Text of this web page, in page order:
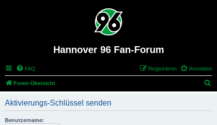
Hannover 96 Fan-Forum
FAQ Anmelden
Registrieren
Foren-Übersicht
Aktivierungs-Schlüssel senden
Benutzername: